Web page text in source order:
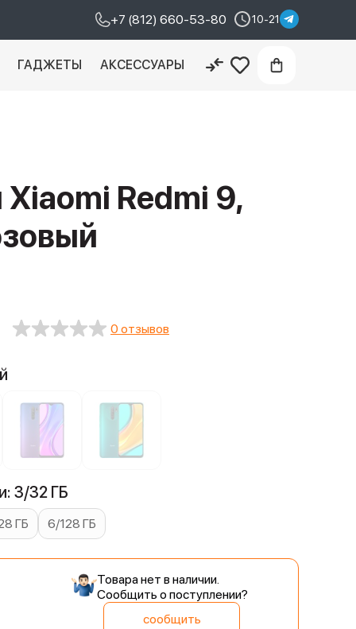
+7 (812) 660-53-80 10-21
ГАДЖЕТЫ АКСЕССУАРЫ
Redmi 9,
0 отзывов
3/32 ГБ
ГБ 6/128 ГБ
Товара нет в наличии.
Сообщить о поступлении?
сообщить